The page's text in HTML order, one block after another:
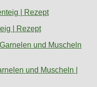
| Rezept
und Muscheln |